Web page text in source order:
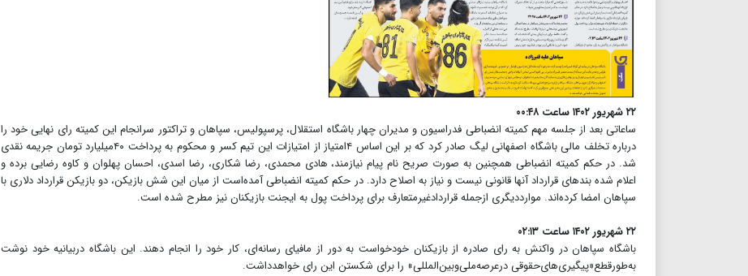
۲۲ شهریور ۱۴۰۲ ساعت ۰۰:۴۸
ساعاتی بعد از جلسه مهم کمیته انضباطی فدراسیون و مدیران چهار باشگاه استقلال، پرسپولیس، سپاهان و تراکتور سرانجام این کمیته رای نهایی خود را
درباره تخلف مالی باشگاه اصفهانی لیگ صادر کرد که بر این اساس ۴امتیاز از امتیازات این تیم کسر و محکوم به پرداخت ۴۰میلیارد تومان جریمه نقدی
شد. در حکم کمیته انضباطی همچنین به صورت صریح نام پیام نیازمند، هادی محمدی، رضا شکاری، رضا اسدی، احسان پهلوان و کاوه رضایی برده و
اعلام شده بندهای قرارداد آنها قانونی نیست و نیاز به اصلاح دارد. در حکم کمیته انضباطی آمده‌است از میان این شش بازیکن، دو بازیکن قرارداد دلاری با
سپاهان امضا کرده‌اند. موارددیگری ازجمله قراردادغیرمتعارف برای پرداخت پول به ایجنت بازیکنان نیز مطرح شده است.
۲۲ شهریور ۱۴۰۲ ساعت ۰۲:۱۳
باشگاه سپاهان در واکنش به رای صادره از بازیکنان خودخواست به دور از مافیای رسانه‌ای، کار خود را انجام‌ دهند. این باشگاه دربیانیه خود نوشت
به‌طورقطع«پیگیری‌های‌حقوقی درعرصه‌ملی‌وبین‌المللی» را برای شکستن این رای خواهدداشت.